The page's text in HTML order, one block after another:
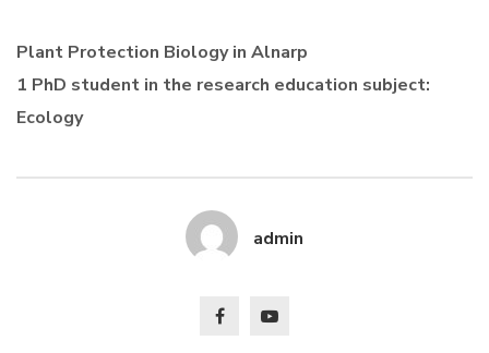
Plant Protection Biology in Alnarp
1 PhD student in the research education subject:
Ecology
admin